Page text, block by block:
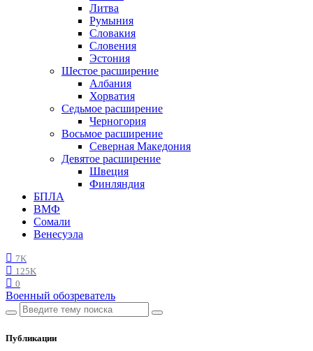
Литва
Румыния
Словакия
Словения
Эстония
Шестое расширение
Албания
Хорватия
Седьмое расширение
Черногория
Восьмое расширение
Северная Македония
Девятое расширение
Швеция
Финляндия
БПЛА
ВМФ
Сомали
Венесуэла
7K
125K
0
Военный обозреватель
Публикации